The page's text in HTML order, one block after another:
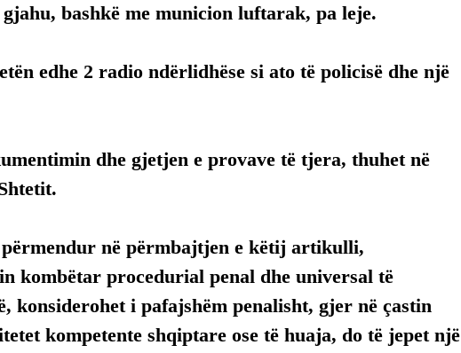
bashkë me municion luftarak, pa leje.
edhe 2 radio ndërlidhëse si ato të policisë dhe një
dhe gjetjen e provave të tjera, thuhet në
në përmbajtjen e këtij artikulli,
kombëtar procedurial penal dhe universal të
konsiderohet i pafajshëm penalisht, gjer në çastin
kompetente shqiptare ose të huaja, do të jepet një